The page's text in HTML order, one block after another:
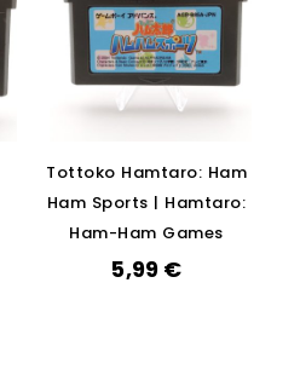
Tottoko Hamtaro: Ham
Ham Sports | Hamtaro:
Ham-Ham Games
5,99 €